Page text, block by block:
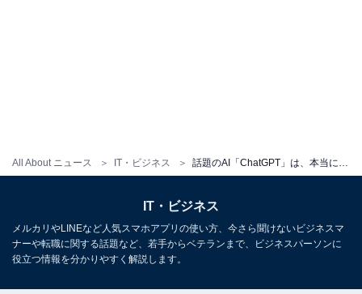
All About ニュース IT・ビジネス
理不尽な質問にも答えてくれる
IT・ビジネス
メルカリやLINEなど人気スマホアプリの使い方、今さら聞けないビジネスマ
ナーや転職に関する話題など、若手からベテランまで、ビジネスパーソンに
役立つ情報を分かりやすく解説します。